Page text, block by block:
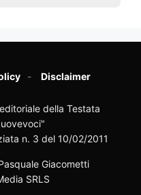
Disclaimer
della Testata
n. 3 del 10/02/2011
Giacometti
SRLS